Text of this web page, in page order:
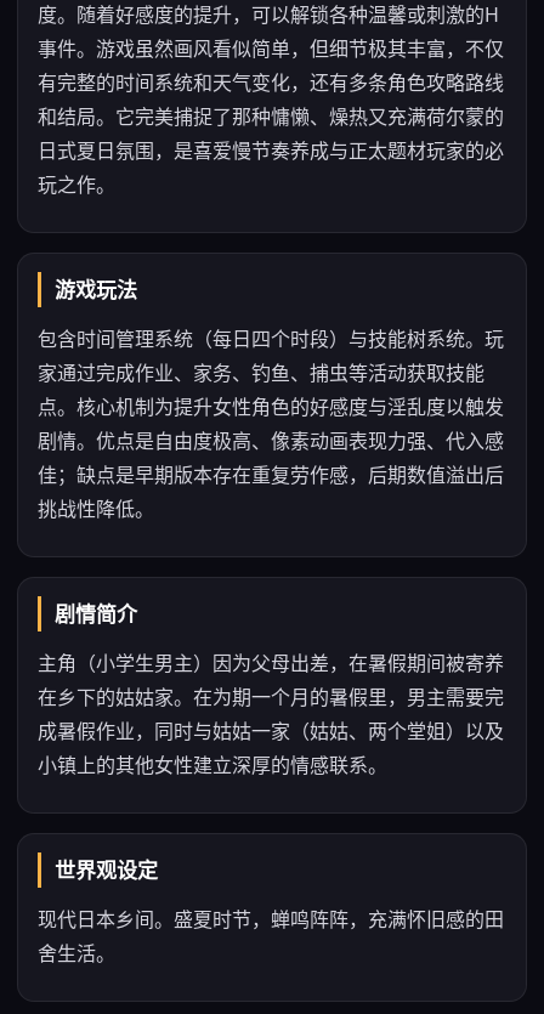
度。随着好感度的提升，可以解锁各种温馨或刺激的H
事件。游戏虽然画风看似简单，但细节极其丰富，不仅
有完整的时间系统和天气变化，还有多条角色攻略路线
和结局。它完美捕捉了那种慵懒、燥热又充满荷尔蒙的
日式夏日氛围，是喜爱慢节奏养成与正太题材玩家的必
玩之作。
游戏玩法
包含时间管理系统（每日四个时段）与技能树系统。玩
家通过完成作业、家务、钓鱼、捕虫等活动获取技能
点。核心机制为提升女性角色的好感度与淫乱度以触发
剧情。优点是自由度极高、像素动画表现力强、代入感
佳；缺点是早期版本存在重复劳作感，后期数值溢出后
挑战性降低。
剧情简介
主角（小学生男主）因为父母出差，在暑假期间被寄养
在乡下的姑姑家。在为期一个月的暑假里，男主需要完
成暑假作业，同时与姑姑一家（姑姑、两个堂姐）以及
小镇上的其他女性建立深厚的情感联系。
世界观设定
现代日本乡间。盛夏时节，蝉鸣阵阵，充满怀旧感的田
舍生活。